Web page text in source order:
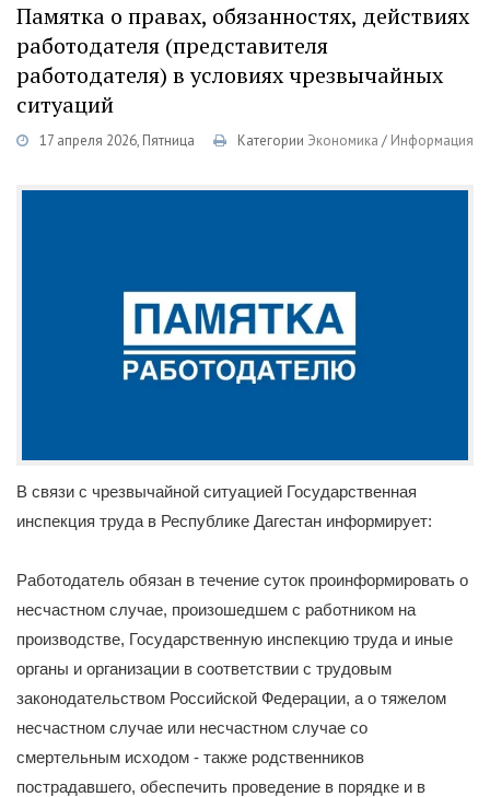
Памятка о правах, обязанностях, действиях
работодателя (представителя
работодателя) в условиях чрезвычайных
ситуаций
17 апреля 2026, Пятница Категории Экономика / Информация
В связи с чрезвычайной ситуацией Государственная
инспекция труда в Республике Дагестан информирует:
Работодатель обязан в течение суток проинформировать о
несчастном случае, произошедшем с работником на
производстве, Государственную инспекцию труда и иные
органы и организации в соответствии с трудовым
законодательством Российской Федерации, а о тяжелом
несчастном случае или несчастном случае со
смертельным исходом - также родственников
пострадавшего, обеспечить проведение в порядке и в